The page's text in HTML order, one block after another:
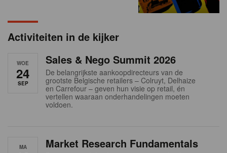
nActiviteiten in de kijker
WOE
24
SEP
Sales & Nego Summit 2026
De belangrijkste aankoopdirecteurs van de
grootste Belgische retailers – Colruyt, Delhaize
en Carrefour – geven hun visie op retail, én
vertellen waaraan onderhandelingen moeten
voldoen.
MA Market Research Fundamentals